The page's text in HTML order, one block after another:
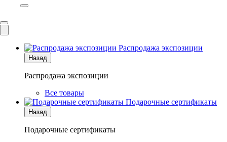
Распродажа экспозиции
Назад
Распродажа экспозиции
Все товары
Подарочные сертификаты
Назад
Подарочные сертификаты